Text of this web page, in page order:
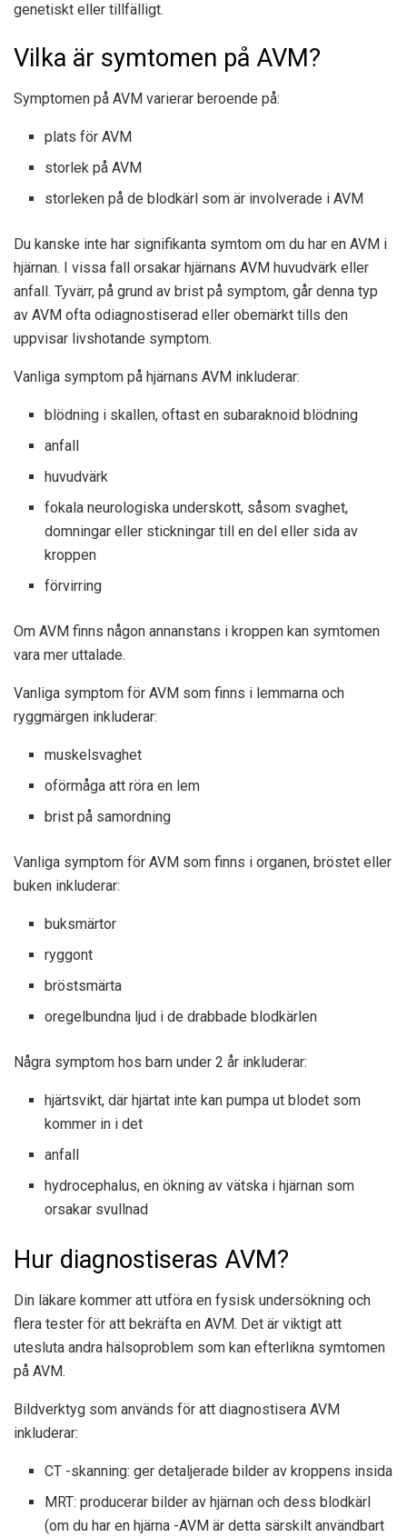
genetiskt eller tillfälligt.
Vilka är symtomen på AVM?
Symptomen på AVM varierar beroende på:
plats för AVM
storlek på AVM
storleken på de blodkärl som är involverade i AVM
Du kanske inte har signifikanta symtom om du har en AVM i
hjärnan. I vissa fall orsakar hjärnans AVM huvudvärk eller
anfall. Tyvärr, på grund av brist på symptom, går denna typ
av AVM ofta odiagnostiserad eller obemärkt tills den
uppvisar livshotande symptom.
Vanliga symptom på hjärnans AVM inkluderar:
blödning i skallen, oftast en subaraknoid blödning
anfall
huvudvärk
fokala neurologiska underskott, såsom svaghet,
domningar eller stickningar till en del eller sida av
kroppen
förvirring
Om AVM finns någon annanstans i kroppen kan symtomen
vara mer uttalade.
Vanliga symptom för AVM som finns i lemmarna och
ryggmärgen inkluderar:
muskelsvaghet
oförmåga att röra en lem
brist på samordning
Vanliga symptom för AVM som finns i organen, bröstet eller
buken inkluderar:
buksmärtor
ryggont
bröstsmärta
oregelbundna ljud i de drabbade blodkärlen
Några symptom hos barn under 2 år inkluderar:
hjärtsvikt, där hjärtat inte kan pumpa ut blodet som
kommer in i det
anfall
hydrocephalus, en ökning av vätska i hjärnan som
orsakar svullnad
Hur diagnostiseras AVM?
Din läkare kommer att utföra en fysisk undersökning och
flera tester för att bekräfta en AVM. Det är viktigt att
utesluta andra hälsoproblem som kan efterlikna symtomen
på AVM.
Bildverktyg som används för att diagnostisera AVM
inkluderar:
CT -skanning: ger detaljerade bilder av kroppens insida
MRT: producerar bilder av hjärnan och dess blodkärl
(om du har en hjärna -AVM är detta särskilt användbart